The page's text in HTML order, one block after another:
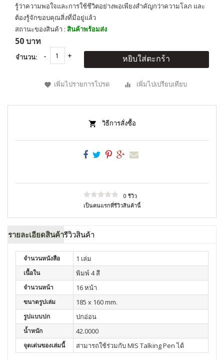
รู้ว่าความพอใจและการใช้ชีวิตอย่างพอเพียงสำคัญกว่าความโลภ และ
ต้องรู้จักขอบคุณสิ่งที่มีอยู่แล้ว
สถานะของสินค้า : สินค้าพร้อมส่ง
50 บาท
จำนวน: หยิบใส่ตะกร้า
เพิ่มไปรายการโปรด เพิ่มไปเปรียบเทียบ
วิธีการสั่งซื้อ
0 รีวิว
เป็นคนแรกที่รีวิวสินค้านี้
รายละเอียดสินค้ารีวิวสินค้า
จำนวนหนังสือ 1 เล่ม
เนื้อใน พิมพ์ 4 สี
จำนวนหน้า 16 หน้า
ขนาดรูปเล่ม 185 x 160 mm.
รูปแบบปก ปกอ่อน
น้ำหนัก 42.0000
จุดเด่นของเล่มนี้ สามารถใช้ร่วมกับ MIS Talking Pen ได้